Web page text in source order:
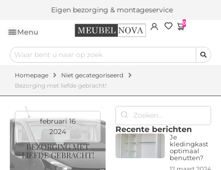
Eigen bezorging & montageservice
Menu
0
Homepage
Niet gecategoriseerd
Bezorging met liefde gebracht!
februari 16
2024
BEZORGING MET
LIEFDE GEBRACHT!
Recente berichten
Je
kledingkast
optimaal
benutten?